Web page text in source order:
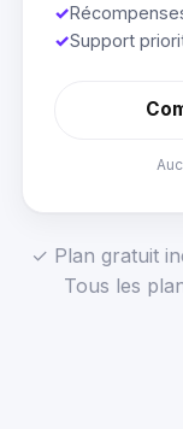
✓
✓Support
✓ Plan gratuit
Tous les